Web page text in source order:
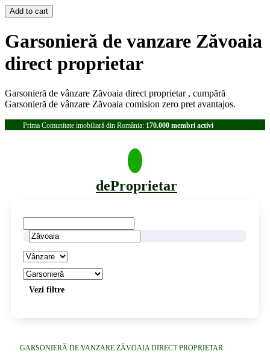
Garsonieră de vanzare Zăvoaia
direct proprietar
Garsonieră de vânzare Zăvoaia direct proprietar , cumpără
Garsonieră de vânzare Zăvoaia comision zero pret avantajos.
Prima Comunitate imobiliară din România: 170.000 membri activi
deProprietar
Vezi filtre
GARSONIERĂ DE VANZARE ZĂVOAIA DIRECT PROPRIETAR